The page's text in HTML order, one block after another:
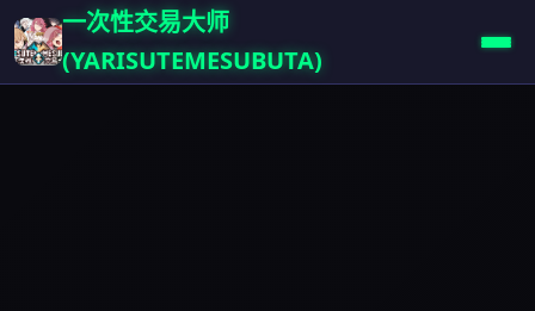
一次性交易大师
(YARISUTEMESUBUTA)